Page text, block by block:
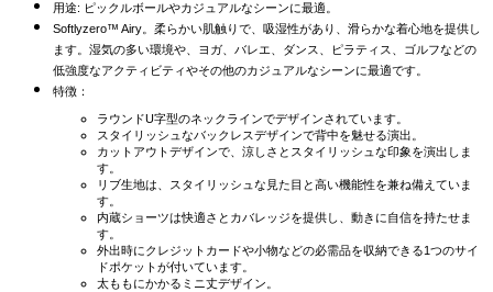
用途: ピックルボールやカジュアルなシーンに最適。
Softlyzero™ Airy。柔らかい肌触りで、吸湿性があり、滑らかな着心地を提供し
ます。湿気の多い環境や、ヨガ、バレエ、ダンス、ピラティス、ゴルフなどの
低強度なアクティビティやその他のカジュアルなシーンに最適です。
特徴：
ラウンドU字型のネックラインでデザインされています。
スタイリッシュなバックレスデザインで背中を魅せる演出。
カットアウトデザインで、涼しさとスタイリッシュな印象を演出しま
す。
リブ生地は、スタイリッシュな見た目と高い機能性を兼ね備えていま
す。
内蔵ショーツは快適さとカバレッジを提供し、動きに自信を持たせま
す。
外出時にクレジットカードや小物などの必需品を収納できる1つのサイ
ドポケットが付いています。
太ももにかかるミニ丈デザイン。